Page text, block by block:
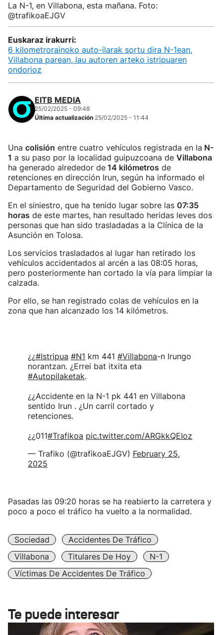
La N-1, en Villabona, esta mañana. Foto:
@trafikoaEJGV
Euskaraz irakurri:
6 kilometrorainoko auto-ilarak sortu dira N-1ean,
Villabona parean, lau autoren arteko istripuaren
ondorioz
EITB MEDIA
25/02/2025 - 09:48
Última actualización 25/02/2025 - 11:44
Una colisión entre cuatro vehículos registrada en la N-
1 a su paso por la localidad guipuzcoana de Villabona
ha generado alrededor de 14 kilómetros de
retenciones en dirección Irun, según ha informado el
Departamento de Seguridad del Gobierno Vasco.
En el siniestro, que ha tenido lugar sobre las 07:35
horas de este martes, han resultado heridas leves dos
personas que han sido trasladadas a la Clínica de la
Asunción en Tolosa.
Los servicios trasladados al lugar han retirado los
vehículos accidentados al arcén a las 08:05 horas,
pero posteriormente han cortado la vía para limpiar la
calzada.
Por ello, se han registrado colas de vehículos en la
zona que han alcanzado los 14 kilómetros.
¿¿#Istripua #N1 km 441 #Villabona-n Irungo
norantzan. ¿Errei bat itxita eta
#Autopilaketak.
¿¿Accidente en la N-1 pk 441 en Villabona
sentido Irun . ¿Un carril cortado y
retenciones.
¿¿011#Trafikoa pic.twitter.com/ARGkkQEIoz
— Trafiko (@trafikoaEJGV) February 25,
2025
Pasadas las 09:20 horas se ha reabierto la carretera y
poco a poco el tráfico ha vuelto a la normalidad.
Sociedad
Accidentes De Tráfico
Villabona
Titulares De Hoy
N-1
Víctimas De Accidentes De Tráfico
Te puede interesar